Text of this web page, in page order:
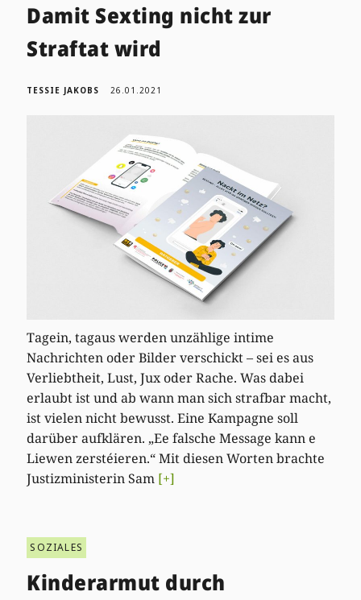
Damit Sexting nicht zur
Straftat wird
TESSIE JAKOBS 26.01.2021
Tagein, tagaus werden unzählige intime
Nachrichten oder Bilder verschickt – sei es aus
Verliebtheit, Lust, Jux oder Rache. Was dabei
erlaubt ist und ab wann man sich strafbar macht,
ist vielen nicht bewusst. Eine Kampagne soll
darüber aufklären. „Ee falsche Message kann e
Liewen zerstéieren.“ Mit diesen Worten brachte
Justizministerin Sam [+]
SOZIALES
Kinderarmut durch